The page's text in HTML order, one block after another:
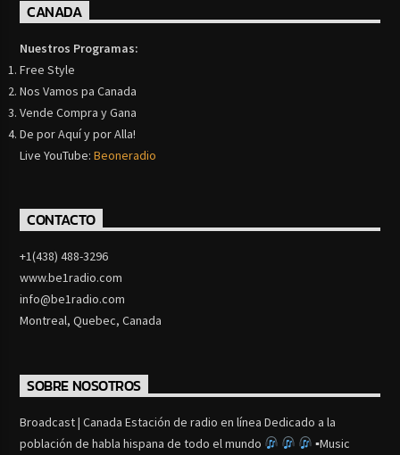
CANADA
Nuestros Programas:
Free Style
Nos Vamos pa Canada
Vende Compra y Gana
De por Aquí y por Alla!
Live YouTube:Beoneradio
CONTACTO
+1(438) 488-3296
www.be1radio.com
info@be1radio.com
Montreal, Quebec, Canada
SOBRE NOSOTROS
Broadcast | Canada Estación de radio en línea Dedicado a la
población de habla hispana de todo el mundo
▪Music